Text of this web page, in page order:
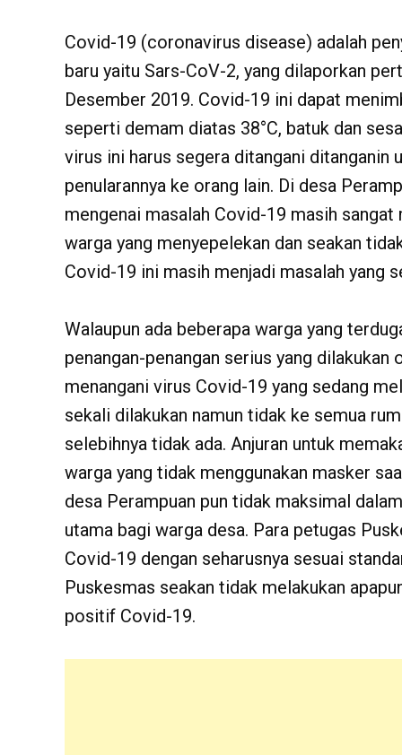
Covid-19 (coronavirus disease) adalah
baru yaitu Sars-CoV-2, yang dilaporkan
Desember 2019. Covid-19 ini dapat
seperti demam diatas 38°C, batuk dan
virus ini harus segera ditangani ditanganin
penularannya ke orang lain. Di desa
mengenai masalah Covid-19 masih
warga yang menyepelekan dan seakan
Covid-19 ini masih menjadi masalah yang
Walaupun ada beberapa warga yang
penangan-penangan serius yang
menangani virus Covid-19 yang sedang
sekali dilakukan namun tidak ke semua
selebihnya tidak ada. Anjuran untuk
warga yang tidak menggunakan masker
desa Perampuan pun tidak maksimal
utama bagi warga desa. Para petugas
Covid-19 dengan seharusnya sesuai
Puskesmas seakan tidak melakukan
positif Covid-19.